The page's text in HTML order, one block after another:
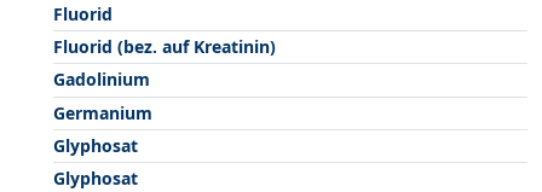
Fluorid
Fluorid (bez. auf Kreatinin)
Gadolinium
Germanium
Glyphosat
Glyphosat